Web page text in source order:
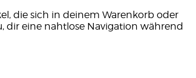
die sich in deinem Warenkorb oder
dir eine nahtlose Navigation während